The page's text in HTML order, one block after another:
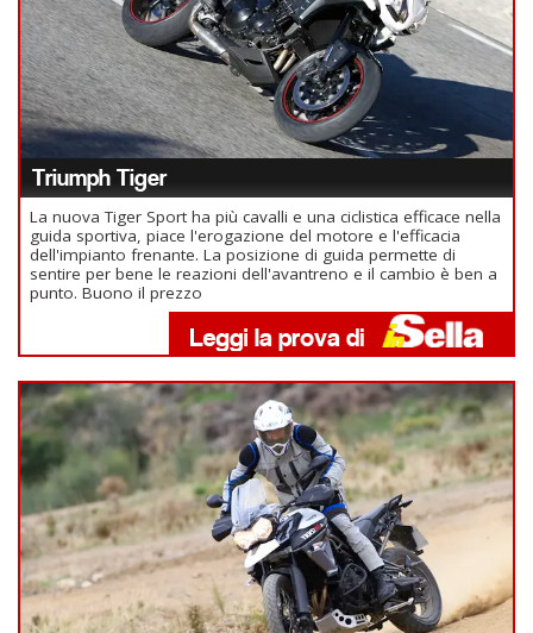
Triumph Tiger
La nuova Tiger Sport ha più cavalli e una ciclistica efficace nella
guida sportiva, piace l'erogazione del motore e l'efficacia
dell'impianto frenante. La posizione di guida permette di
sentire per bene le reazioni dell'avantreno e il cambio è ben a
punto. Buono il prezzo